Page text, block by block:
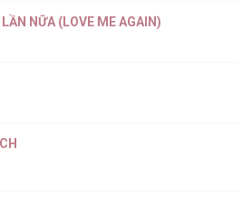
NỮA (LOVE ME AGAIN)